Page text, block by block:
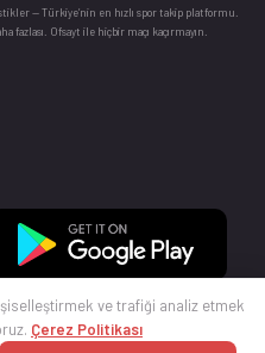
— Türkiye’nin en hızlı spor takip platformu.
fazlası. Ofsayt ile hiçbir maçı kaçırmayın.
ve trafiği analiz etmek
Çerez Politikası